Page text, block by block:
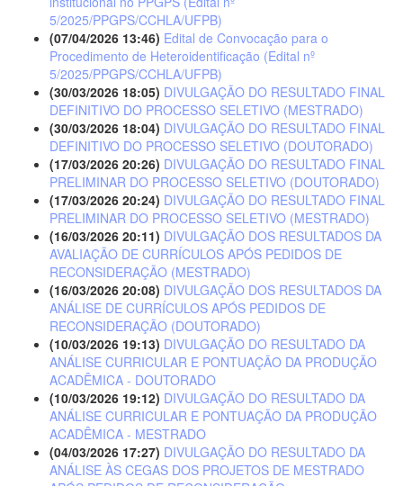
5/2025/PPGPS/CCHLA/UFPB)
(07/04/2026 13:46) Edital de Convocação para o
Procedimento de Heteroidentificação (Edital nº
5/2025/PPGPS/CCHLA/UFPB)
(30/03/2026 18:05) DIVULGAÇÃO DO RESULTADO FINAL
DEFINITIVO DO PROCESSO SELETIVO (MESTRADO)
(30/03/2026 18:04) DIVULGAÇÃO DO RESULTADO FINAL
DEFINITIVO DO PROCESSO SELETIVO (DOUTORADO)
(17/03/2026 20:26) DIVULGAÇÃO DO RESULTADO FINAL
PRELIMINAR DO PROCESSO SELETIVO (DOUTORADO)
(17/03/2026 20:24) DIVULGAÇÃO DO RESULTADO FINAL
PRELIMINAR DO PROCESSO SELETIVO (MESTRADO)
(16/03/2026 20:11) DIVULGAÇÃO DOS RESULTADOS DA
AVALIAÇÃO DE CURRÍCULOS APÓS PEDIDOS DE
RECONSIDERAÇÃO (MESTRADO)
(16/03/2026 20:08) DIVULGAÇÃO DOS RESULTADOS DA
ANÁLISE DE CURRÍCULOS APÓS PEDIDOS DE
RECONSIDERAÇÃO (DOUTORADO)
(10/03/2026 19:13) DIVULGAÇÃO DO RESULTADO DA
ANÁLISE CURRICULAR E PONTUAÇÃO DA PRODUÇÃO
ACADÊMICA - DOUTORADO
(10/03/2026 19:12) DIVULGAÇÃO DO RESULTADO DA
ANÁLISE CURRICULAR E PONTUAÇÃO DA PRODUÇÃO
ACADÊMICA - MESTRADO
(04/03/2026 17:27) DIVULGAÇÃO DO RESULTADO DA
ANÁLISE ÀS CEGAS DOS PROJETOS DE MESTRADO